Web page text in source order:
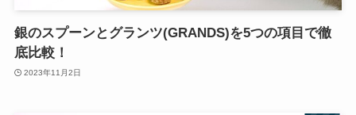
銀のスプーンとグランツ(GRANDS)を5つの項目で徹
底比較！
2023年11月2日